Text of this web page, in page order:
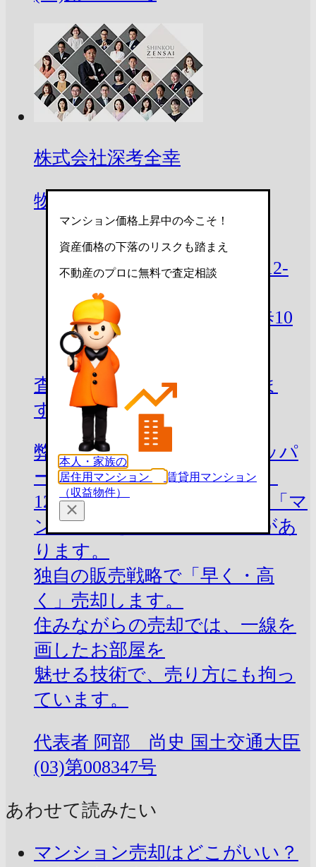
株式会社深考全幸
物件から
約45.7㎞
岩手県盛岡市菜園１丁目12-
10 日鉄鉱盛岡ビル４階
JR東北新幹線 盛岡駅 徒歩10
分
査定のご依頼お待ちしていま
す。
弊社は、マンションデベロッパ
ーをルーツとした会社です。
12,000戸超の販売経験を基に「マ
ンションを見る目」に自信があ
ります。
独自の販売戦略で「早く・高
く」売却します。
住みながらの売却では、一線を
画したお部屋を
魅せる技術で、売り方にも拘っ
ています。
代表者 阿部 尚史 国土交通大臣
(03)第008347号
あわせて読みたい
マンション売却はどこがいい？
マンション価格上昇中の今こそ！
資産価格の下落のリスクも踏まえ
不動産のプロに無料で査定相談
本人・家族の
居住用マンション
賃貸用マンション
（収益物件）